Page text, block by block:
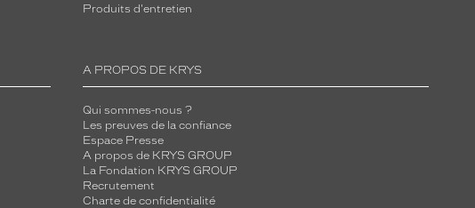
Produits d'entretien
A PROPOS DE KRYS
Qui sommes-nous ?
Les preuves de la confiance
Espace Presse
A propos de KRYS GROUP
La Fondation KRYS GROUP
Recrutement
Charte de confidentialité